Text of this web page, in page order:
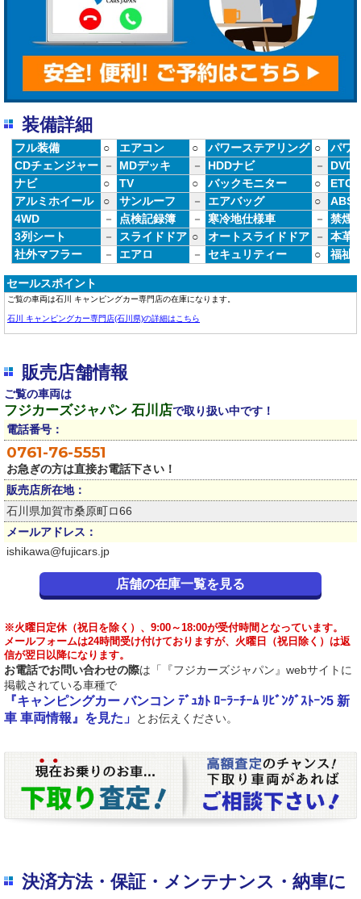
装備詳細
フル装備 ○ エアコン ○ パワーステアリング ○
パワ
CDチェンジャー
－ MDデッキ － HDDナビ －
DVD
ナビ
○ TV ○ バックモニター ○
ETC
アルミホイール
○ サンルーフ － エアバッグ ○
ABS
4WD
－ 点検記録簿 － 寒冷地仕様車 －
禁煙
3列シート
－ スライドドア ○ オートスライドドア －
本革
社外マフラー
－ エアロ － セキュリティー ○ 福祉
セールスポイント
​ご覧の車両は石川 キャンピングカー専門店の在庫になります。
石川 キャンピングカー専門店(石川県)の詳細はこちら
販売店舗情報
ご覧の車両は
フジカーズジャパン 石川店で取り扱い中です！
電話番号：
0761-76-5551
お急ぎの方は直接お電話下さい！
販売店所在地：
石川県加賀市桑原町ロ66
メールアドレス：
ishikawa@fujicars.jp
店舗の在庫一覧を見る
※火曜日定休（祝日を除く）、9:00～18:00が受付時間となっています。
メールフォームは24時間受け付けておりますが、火曜日（祝日除く）は返
信が翌日以降になります。
お電話でお問い合わせの際は「『フジカーズジャパン』webサイトに
掲載されている車種で
『キャンピングカー バンコン ﾃﾞｭｶﾄ ﾛｰﾗｰﾁｰﾑ ﾘﾋﾞﾝｸﾞｽﾄｰﾝ5 新
車 車両情報』を見た」
とお伝えください。
決済方法・保証・メンテナンス・納車に